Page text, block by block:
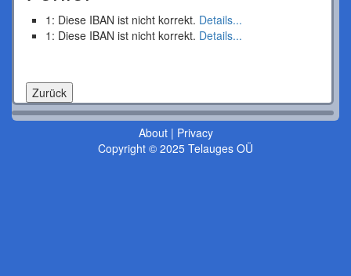
1: Diese IBAN ist nicht korrekt. Details...
1: Diese IBAN ist nicht korrekt. Details...
About| Privacy
Copyright © 2025 Telauges OÜ